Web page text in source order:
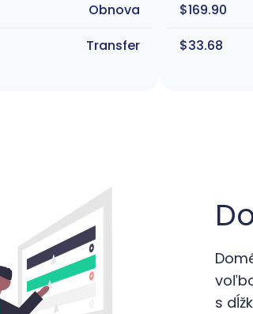
Obnova
Transfer
$169.90
$33.68
s